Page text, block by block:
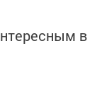
в